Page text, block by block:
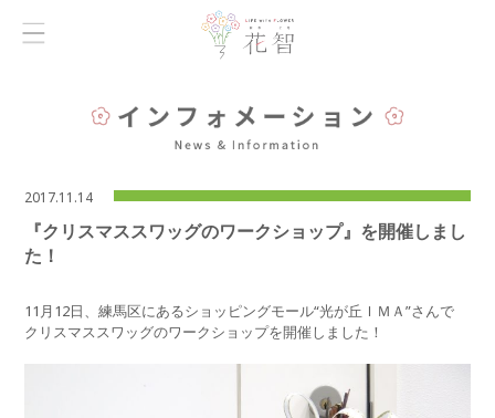
2017.11.14
『クリスマススワッグのワークショップ』を開催しまし
た！
11月12日、練馬区にあるショッピングモール“光が丘ＩＭＡ”さんで
クリスマススワッグのワークショップを開催しました！